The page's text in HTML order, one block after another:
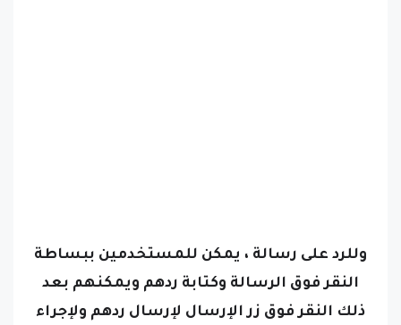
وللرد على رسالة ، يمكن للمستخدمين ببساطة
النقر فوق الرسالة وكتابة ردهم ويمكنهم بعد
ذلك النقر فوق زر الإرسال لإرسال ردهم ولإجراء